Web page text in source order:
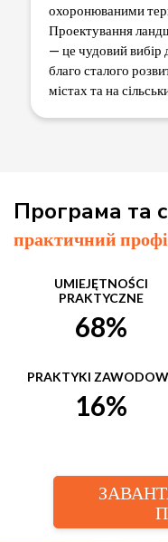
охоронюваними
Проектування
— це чудовий вибір
благо сталого
містах та на
Програма та
практичний
UMIEJĘTNOŚCI
PRAKTYCZNE
68%
PRAKTYKI
16%